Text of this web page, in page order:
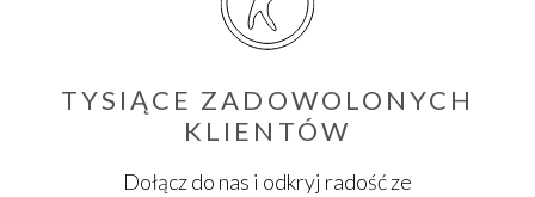
TYSIĄCE ZADOWOLONYCH
KLIENTÓW
Dołącz do nas i odkryj radość ze